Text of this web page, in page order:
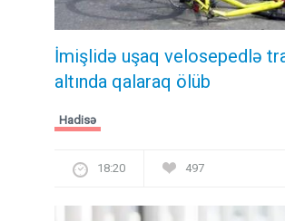
İmişlidə uşaq velosepedlə
altında qalaraq ölüb
Hadisə
18:20 497